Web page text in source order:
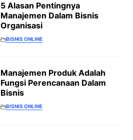
5 Alasan Pentingnya
Manajemen Dalam Bisnis
Organisasi
BISNIS ONLINE
Manajemen Produk Adalah
Fungsi Perencanaan Dalam
Bisnis
BISNIS ONLINE